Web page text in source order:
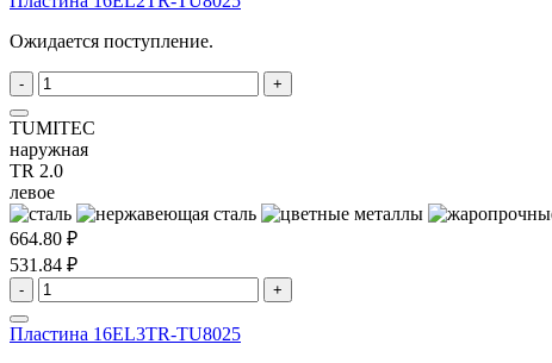
Ожидается поступление.
- +
TUMITEC
наружная
TR 2.0
левое
664.80 ₽
531.84 ₽
- +
Пластина 16EL3TR-TU8025